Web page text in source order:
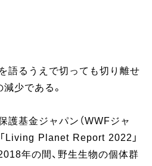
語るうえで切っても切り離せ
少である。
護基金ジャパン（WWFジャ
「Living Planet Report 2022」
年の間、野生生物の個体群